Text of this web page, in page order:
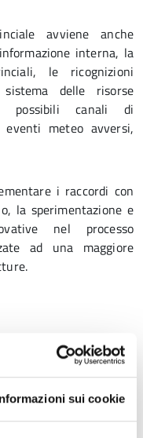
sui cookie
avviene anche
interna, la
le ricognizioni
delle risorse
possibili canali di
eventi meteo avversi,
i raccordi con
la sperimentazione e
nel processo
ad una maggiore